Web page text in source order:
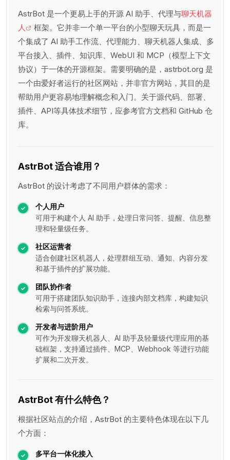
AstrBot 是一个更易上手的开源 AI 助手、代理与聊天机器
人
框架。它并非一个单一平台的小型聊天玩具，而是一
个集成了 AI 助手工作流、代理能力、聊天机器人集成、多
平台接入、插件、知识库、WebUI 和 MCP（模型上下文
协议）于一体的开源框架。需要明确的是，astrbot.org 是
一个由爱好者运行的社区网站，并非官方网站，其目的是
帮助用户更容易地理解概念和入门。关于源代码、部署、
插件、API等具体技术细节，应参考官方文档和 GitHub 仓
库。
AstrBot 适合谁用？
AstrBot 的设计考虑了不同用户群体的需求：
个人用户
可用于构建个人 AI 助手，处理日常问答、提醒、信息整
理和轻量级任务。
社区运营者
适合创建社区机器人，处理群组互动、通知、内容分发
和基于插件的扩展功能。
团队协作者
可用于搭建团队知识助手，连接内部文档库，构建知识
检索与问答系统。
开发者与进阶用户
可作为开发聊天机器人、AI 助手及轻量级代理应用的基
础框架，支持通过插件、MCP、Webhook 等进行功能
扩展和二次开发。
AstrBot 有什么特色？
根据社区站点的介绍，AstrBot 的主要特色体现在以下几
个方面：
多平台一体化接入